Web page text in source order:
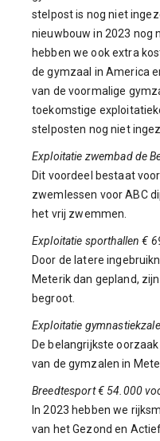
stelpost is nog niet
nieuwbouw in 2023 nog
hebben we ook extra
de gymzaal in America
van de voormalige
toekomstige
stelposten nog niet
Exploitatie zwembad de
Dit voordeel bestaat
zwemlessen voor ABC
het vrij zwemmen.
Exploitatie sporthallen €
Door de latere
Meterik dan gepland,
begroot.
Exploitatie
De belangrijkste
van de gymzalen in
Breedtesport € 54.000
In 2023 hebben we
van het Gezond en